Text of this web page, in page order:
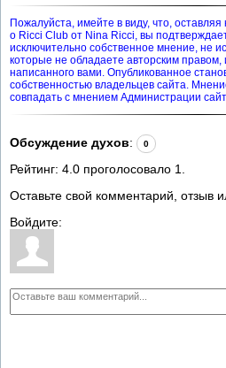
Пожалуйста, имейте в виду, что,
о Ricci Club от Nina Ricci, вы
исключительно собственное мнение, не
которые не обладаете авторским
написанного вами. Опубликованное
собственностью владельцев сайта.
совпадать с мнением Администрации
Обсуждение духов: 0
Рейтинг: 4.0 проголосовало 1
Оставьте свой комментарий, отзыв
Войдите: